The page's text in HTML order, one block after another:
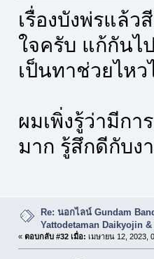
เรื่องบังพ่รแล้
ใจครับ แก้กันไ
เป็นทาช่วยไห
ผมเพิ่งรู้ว่ามีก
มาก รู้สึกดีกับง
Re: นอกไลน์ Gundam
Yattodetaman Daikyojin &
« ตอบกลับ #32 เมื่อ: เมษายน 12, 2023,